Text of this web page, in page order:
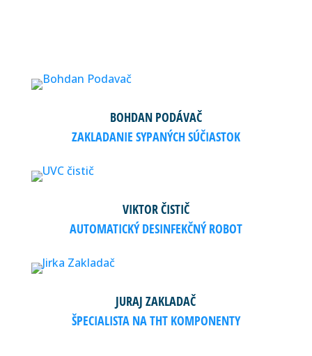
BOHDAN PODÁVAČ
ZAKLADANIE SYPANÝCH SÚČIASTOK
VIKTOR ČISTIČ
AUTOMATICKÝ DESINFEKČNÝ ROBOT
JURAJ ZAKLADAČ
ŠPECIALISTA NA THT KOMPONENTY